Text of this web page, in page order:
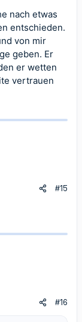
nach etwas
entschieden.
von mir
geben. Er
er wetten
vertrauen
#15
#16